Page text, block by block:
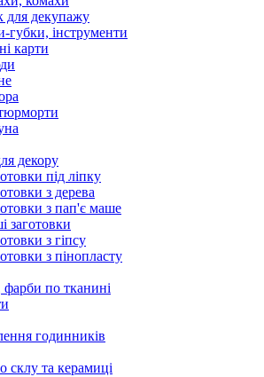
для декупажу
губки, інструменти
карти
декору
під ліпку
з дерева
з пап'є маше
заготовки
з гіпсу
з пінопласту
по тканині
годинників
склу та керамиці